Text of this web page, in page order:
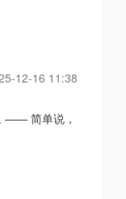
12-16 11:38
—— 简单说，